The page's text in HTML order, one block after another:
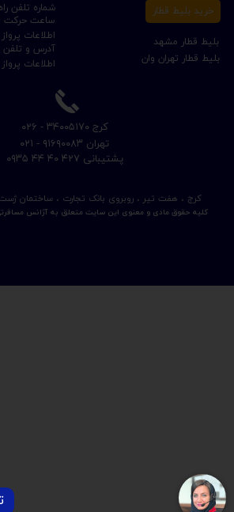
کلیه حقوق مادی و معنوی این سایت متعلق به آژانس مسافرتی
​تهران ۹۱۶۹۰۰۸۳ - ۰۲۱
کرج ، هفت تیر ، روبروی بانک تجارت ، ساختمان ژست ، طبقه
​کرج ۳۴۰۰۵۱۷۰ - ۰۲۶
​پشتیبانی ۴۲۷ ۴۰ ۴۴ ۰۹۳۵
بلیط قطار تهران وان
بلیط قطار مشهد
ساعت حرکت
خرید بلیط قطار شماره تلفن
اطلاعات
اطلاعات
آدرس و تلفن